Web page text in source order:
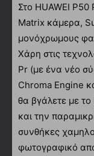
Στο HUAWEI
Matrix κάμερα,
μονόχρωμους
Χάρη στις
Pr (με ένα νέο
Chroma Engine
θα βγάλετε με
και την
συνθήκες
φωτογραφικό